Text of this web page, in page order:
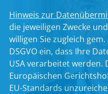
Hinweis zur
die jeweiligen Zwecke
willigen Sie zugleich gem.
DSGVO ein, dass Ihre
USA verarbeitet werden.
Europäischen
EU-Standards